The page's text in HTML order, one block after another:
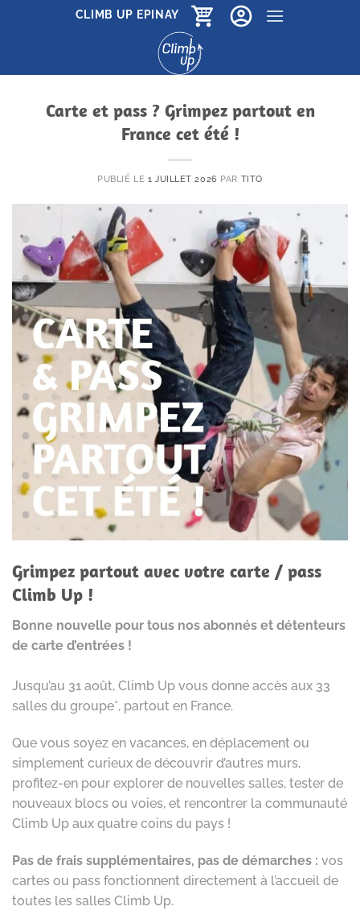
CLIMB UP EPINAY
Carte et pass ? Grimpez partout en
France cet été !
PUBLIÉ LE 1 JUILLET 2026 PAR TITO
Grimpez partout avec votre carte / pass
Climb Up !
Bonne nouvelle pour tous nos abonnés et détenteurs
de carte d’entrées !
Jusqu’au 31 août, Climb Up vous donne accès aux 33
salles du groupe*, partout en France.
Que vous soyez en vacances, en déplacement ou
simplement curieux de découvrir d’autres murs,
profitez-en pour explorer de nouvelles salles, tester de
nouveaux blocs ou voies, et rencontrer la communauté
Climb Up aux quatre coins du pays !
Pas de frais supplémentaires, pas de démarches : vos
cartes ou pass fonctionnent directement à l’accueil de
toutes les salles Climb Up.